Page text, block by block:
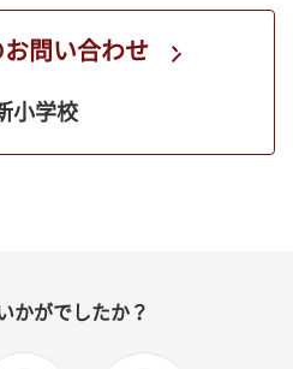
問い合わせ
小学校
かがでしたか？